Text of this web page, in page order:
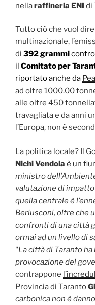
nellaraffineria ENI di
Tutto ciò che vuol
multinazionale,
di 392 grammi
il Comitato per
riportato anche da
ad oltre 1000.00
alle oltre 450
travagliata e da anni
l’Europa, non è
La politica locale? Il
Nichi Vendola è un
ministro
valutazione di
quella centrale è
Berlusconi, oltre che
confronti di una città
ormai ad un livello di
"La città di Taranto
provocazione del
contrappone
Provincia di Taranto
carbonica non è